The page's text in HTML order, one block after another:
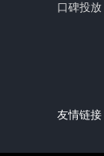
口碑投放
友情链接